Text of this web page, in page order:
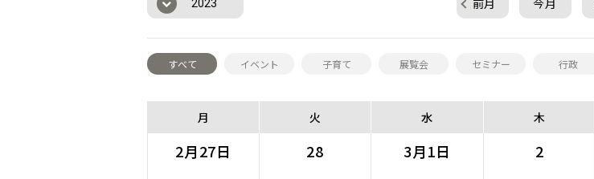
2023 前月 今月
すべて イベント 子育て 展覧会 セミナー 行政
月 火 水 木
2月27日 28 3月1日 2